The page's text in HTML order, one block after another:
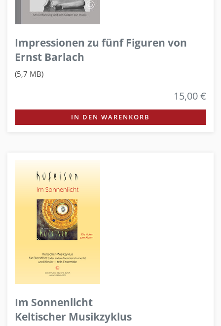
Impressionen zu fünf Figuren von
Ernst Barlach
(5,7 MB)
15,00 €
IN DEN WARENKORB
Im Sonnenlicht
Keltischer Musikzyklus